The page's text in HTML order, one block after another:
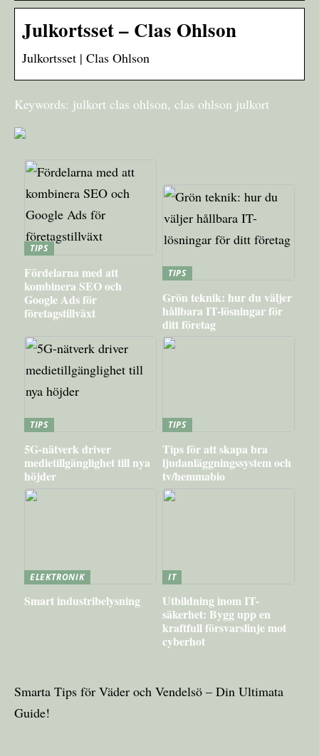
Julkortsset – Clas Ohlson
Julkortsset | Clas Ohlson
Keywords: julkort clas ohlson, clas ohlson julkort
TIPS
Fördelarna med att
kombinera SEO och
Google Ads för
företagstillväxt
TIPS
Grön teknik: hur du väljer
hållbara IT-lösningar för
ditt företag
TIPS
5G-nätverk driver
medietillgänglighet till nya
höjder
TIPS
Tips för att skapa bra
ljudanläggningssystem och
tv/hemmabio
ELEKTRONIK
Smart industribelysning
IT
Utbildning inom IT-
säkerhet: Bygg upp en
kraftfull försvarslinje mot
cyberhot
Smarta Tips för Väder och Vendelsö – Din Ultimata
Guide!